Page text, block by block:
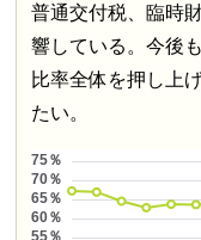
普通交付税、臨時
響している。今後
比率全体を押し上
たい。